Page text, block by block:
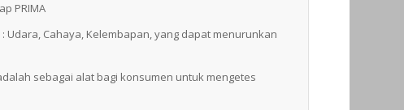
PRIMA
Cahaya, Kelembapan, yang dapat menurunkan
sebagai alat bagi konsumen untuk mengetes